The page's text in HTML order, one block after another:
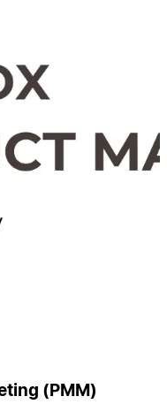
(PMM)